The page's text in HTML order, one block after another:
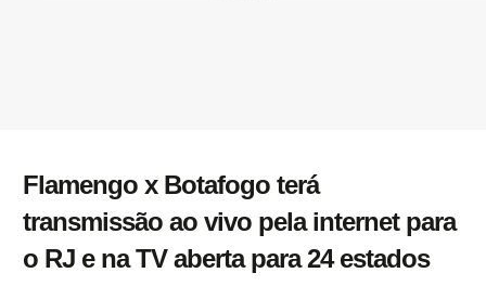
Flamengo x Botafogo terá
transmissão ao vivo pela internet para
o RJ e na TV aberta para 24 estados